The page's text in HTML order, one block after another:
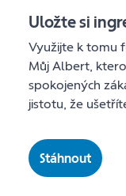
Uložte si
Využijte k tomu
Můj Albert,
spokojených
jistotu, že
Stáhnout